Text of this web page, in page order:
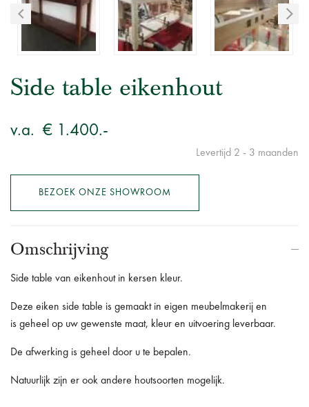
Side table eikenhout
v.a. € 1.400.-
Levertijd 2 - 3 maanden
BEZOEK ONZE SHOWROOM
Omschrijving
Side table van eikenhout in kersen kleur.
Deze eiken side table is gemaakt in eigen meubelmakerij en
is geheel op uw gewenste maat, kleur en uitvoering leverbaar.
De afwerking is geheel door u te bepalen.
Natuurlijk zijn er ook andere houtsoorten mogelijk.